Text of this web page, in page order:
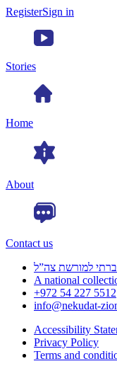
RegisterSign in
Stories
Home
About
Contact us
למורשת צה”ל
A national
+972 54 227 5512
info@nekudat-
Accessibility
Privacy Policy
Terms and